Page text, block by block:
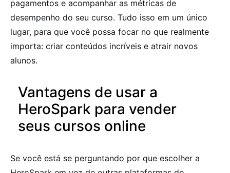
pagamentos e acompanhar as métricas de
desempenho do seu curso. Tudo isso em um único
lugar, para que você possa focar no que realmente
importa: criar conteúdos incríveis e atrair novos
alunos.
Vantagens de usar a
HeroSpark para vender
seus cursos online
Se você está se perguntando por que escolher a